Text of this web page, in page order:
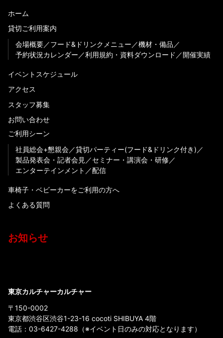
ホーム
貸切ご利用案内
会場概要
フード&ドリンクメニュー
機材・備品
予約状況カレンダー
利用規約・資料ダウンロード 開催実績
イベントスケジュール
アクセス
スタッフ募集
お問い合わせ
ご利用シーン
社員総会+懇親会
貸切パーティー(フード&ドリンク付き)
製品発表会・記者会見
セミナー・講演会・研修
エンターテインメント
配信
車椅子・ベビーカーをご利用の方へ
よくある質問
お知らせ
東京カルチャーカルチャー
〒150-0002
東京都渋谷区渋谷1-23-16 cocoti SHIBUYA 4階
電話： 03-6427-4288 （※イベント日のみの対応となります）